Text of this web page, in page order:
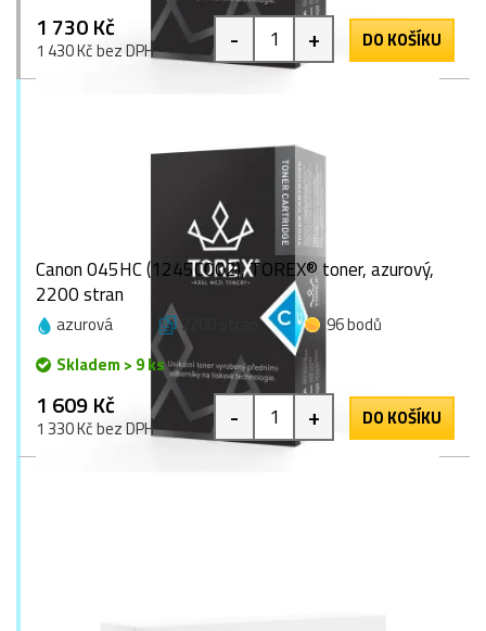
1 730 Kč
1 430 Kč bez DPH - + DO KOŠÍKU
Canon 045HC (1245C002), TOREX® toner, azurový,
2200 stran
azurová 2200 stran
96 bodů
Skladem > 9 ks
1 609 Kč
1 330 Kč bez DPH - + DO KOŠÍKU